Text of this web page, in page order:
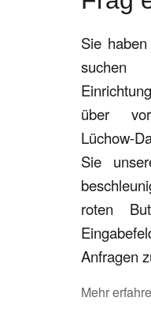
Sie
suchen
über
Lüchow-
Sie
roten
Anfragen
Mehr